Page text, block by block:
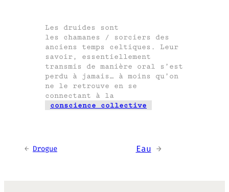
Les druides sont
les chamanes / sorciers des
anciens temps celtiques. Leur
savoir, essentiellement
transmis de manière oral s’est
perdu à jamais… à moins qu’on
ne le retrouve en se
connectant à la
conscience collective
← Drogue Eau →